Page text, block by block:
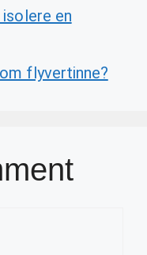
en
flyvertinne?